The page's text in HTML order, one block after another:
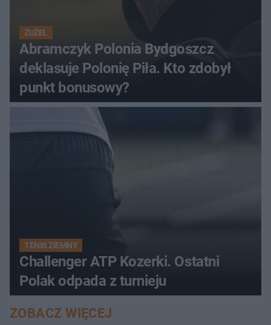
ŻUŻEL
Abramczyk Polonia Bydgoszcz
deklasuje Polonię Piła. Kto zdobył
punkt bonusowy?
TENIS ZIEMNY
Challenger ATP Kozerki. Ostatni
Polak odpada z turnieju
ZOBACZ WIĘCEJ